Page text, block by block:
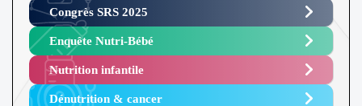
Congrès SRS 2025 ​
Enquête Nutri-Bébé ​
Nutrition infantile
Dénutrition & cancer